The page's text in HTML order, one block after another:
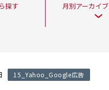
探す 月別アーカイ
15_Yahoo_Google広告